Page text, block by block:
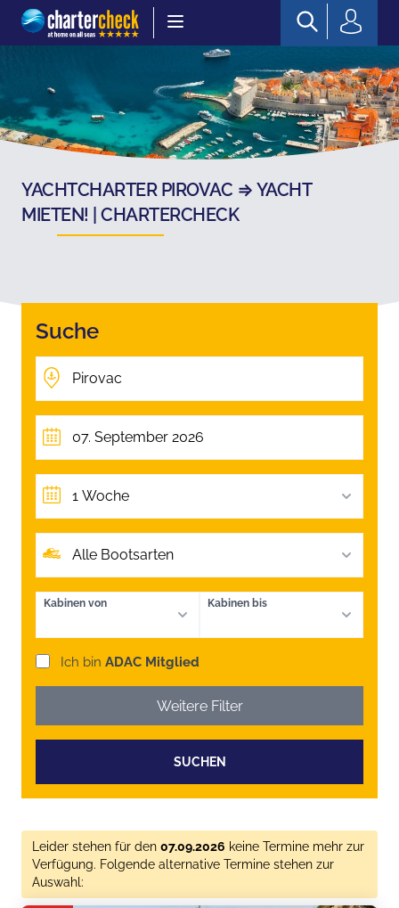
Chartercheck
YACHTCHARTER PIROVAC ⇒ YACHT
MIETEN! | CHARTERCHECK
Suche
1 Woche
Alle Bootsarten
Kabinen von Kabinen bis
Ich bin ADAC Mitglied
Weitere Filter
SUCHEN
Leider stehen für den 07.09.2026 keine Termine mehr zur
Verfügung. Folgende alternative Termine stehen zur
Auswahl: